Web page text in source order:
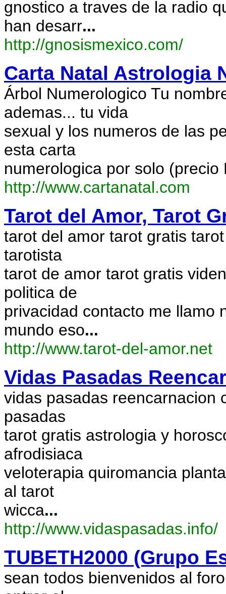
gnostico a traves de la radio
han desarr...
http://gnosismexico.com/
Carta Natal Astrologia
Árbol Numerologico Tu
ademas... tu vida
sexual y los numeros de las
esta carta
numerologica por solo
http://www.cartanatal.com
Tarot del Amor, Tarot
tarot del amor tarot gratis
tarotista
tarot de amor tarot gratis
politica de
privacidad contacto me llamo
mundo eso...
http://www.tarot-del-amor.net
Vidas Pasadas
vidas pasadas reencarnacion
pasadas
tarot gratis astrologia y
afrodisiaca
veloterapia quiromancia
al tarot
wicca...
http://www.vidaspasadas.info/
TUBETH2000 (Grupo
sean todos bienvenidos al